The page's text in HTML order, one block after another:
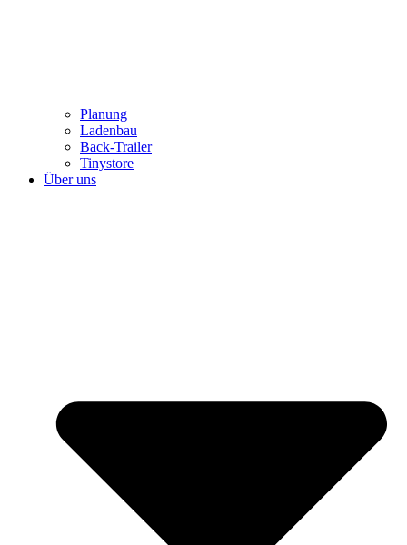
Planung
Ladenbau
Back-Trailer
Tinystore
Über uns